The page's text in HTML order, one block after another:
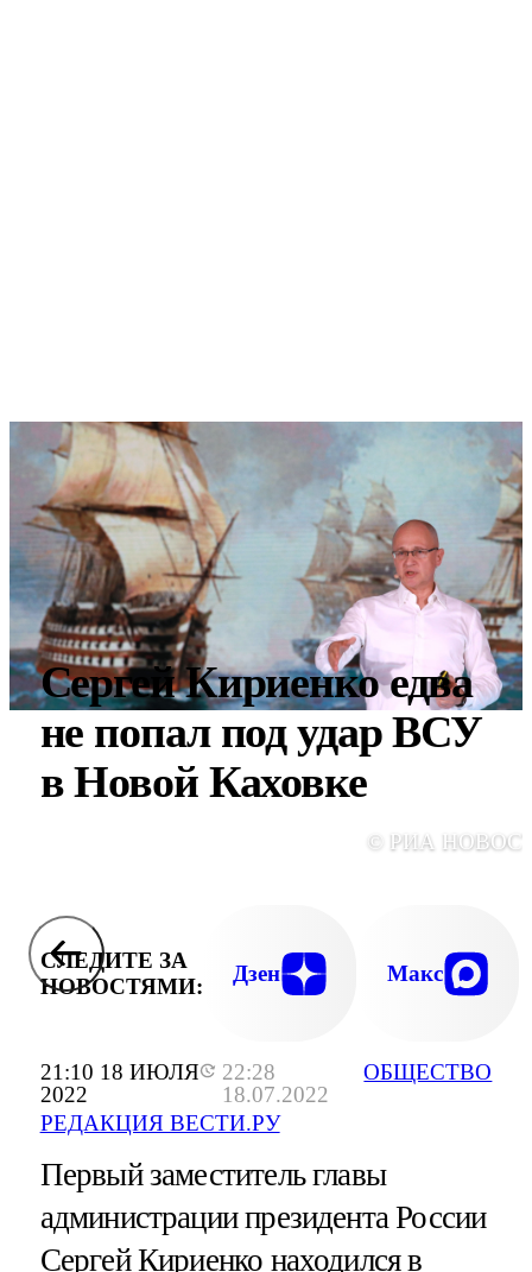
21:10 18 ИЮЛЯ
2022
22:28
18.07.2022
РЕДАКЦИЯ ВЕСТИ.РУ
ОБЩЕСТВО
Сергей Кириенко едва
не попал под удар ВСУ
в Новой Каховке
© РИА
СЛЕДИТЕ ЗА
НОВОСТЯМИ:
Дзен Макс
Первый заместитель главы
администрации президента России
Сергей Кириенко находился в